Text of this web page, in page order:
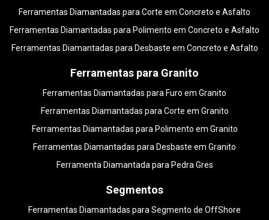
Ferramentas Diamantadas para Corte em Concreto e Asfalto
Ferramentas Diamantadas para Polimento em Concreto e Asfalto
Ferramentas Diamantadas para Desbaste em Concreto e Asfalto
Ferramentas para Granito
Ferramentas Diamantadas para Furo em Granito
Ferramentas Diamantadas para Corte em Granito
Ferramentas Diamantadas para Polimento em Granito
Ferramentas Diamantadas para Desbaste em Granito
Ferramenta Diamantada para Pedra Gres
Segmentos
Ferramentas Diamantadas para Segmento de OffShore